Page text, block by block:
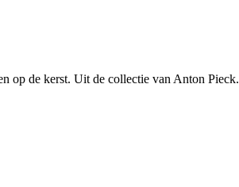
op de kerst. Uit de collectie van Anton Pieck.